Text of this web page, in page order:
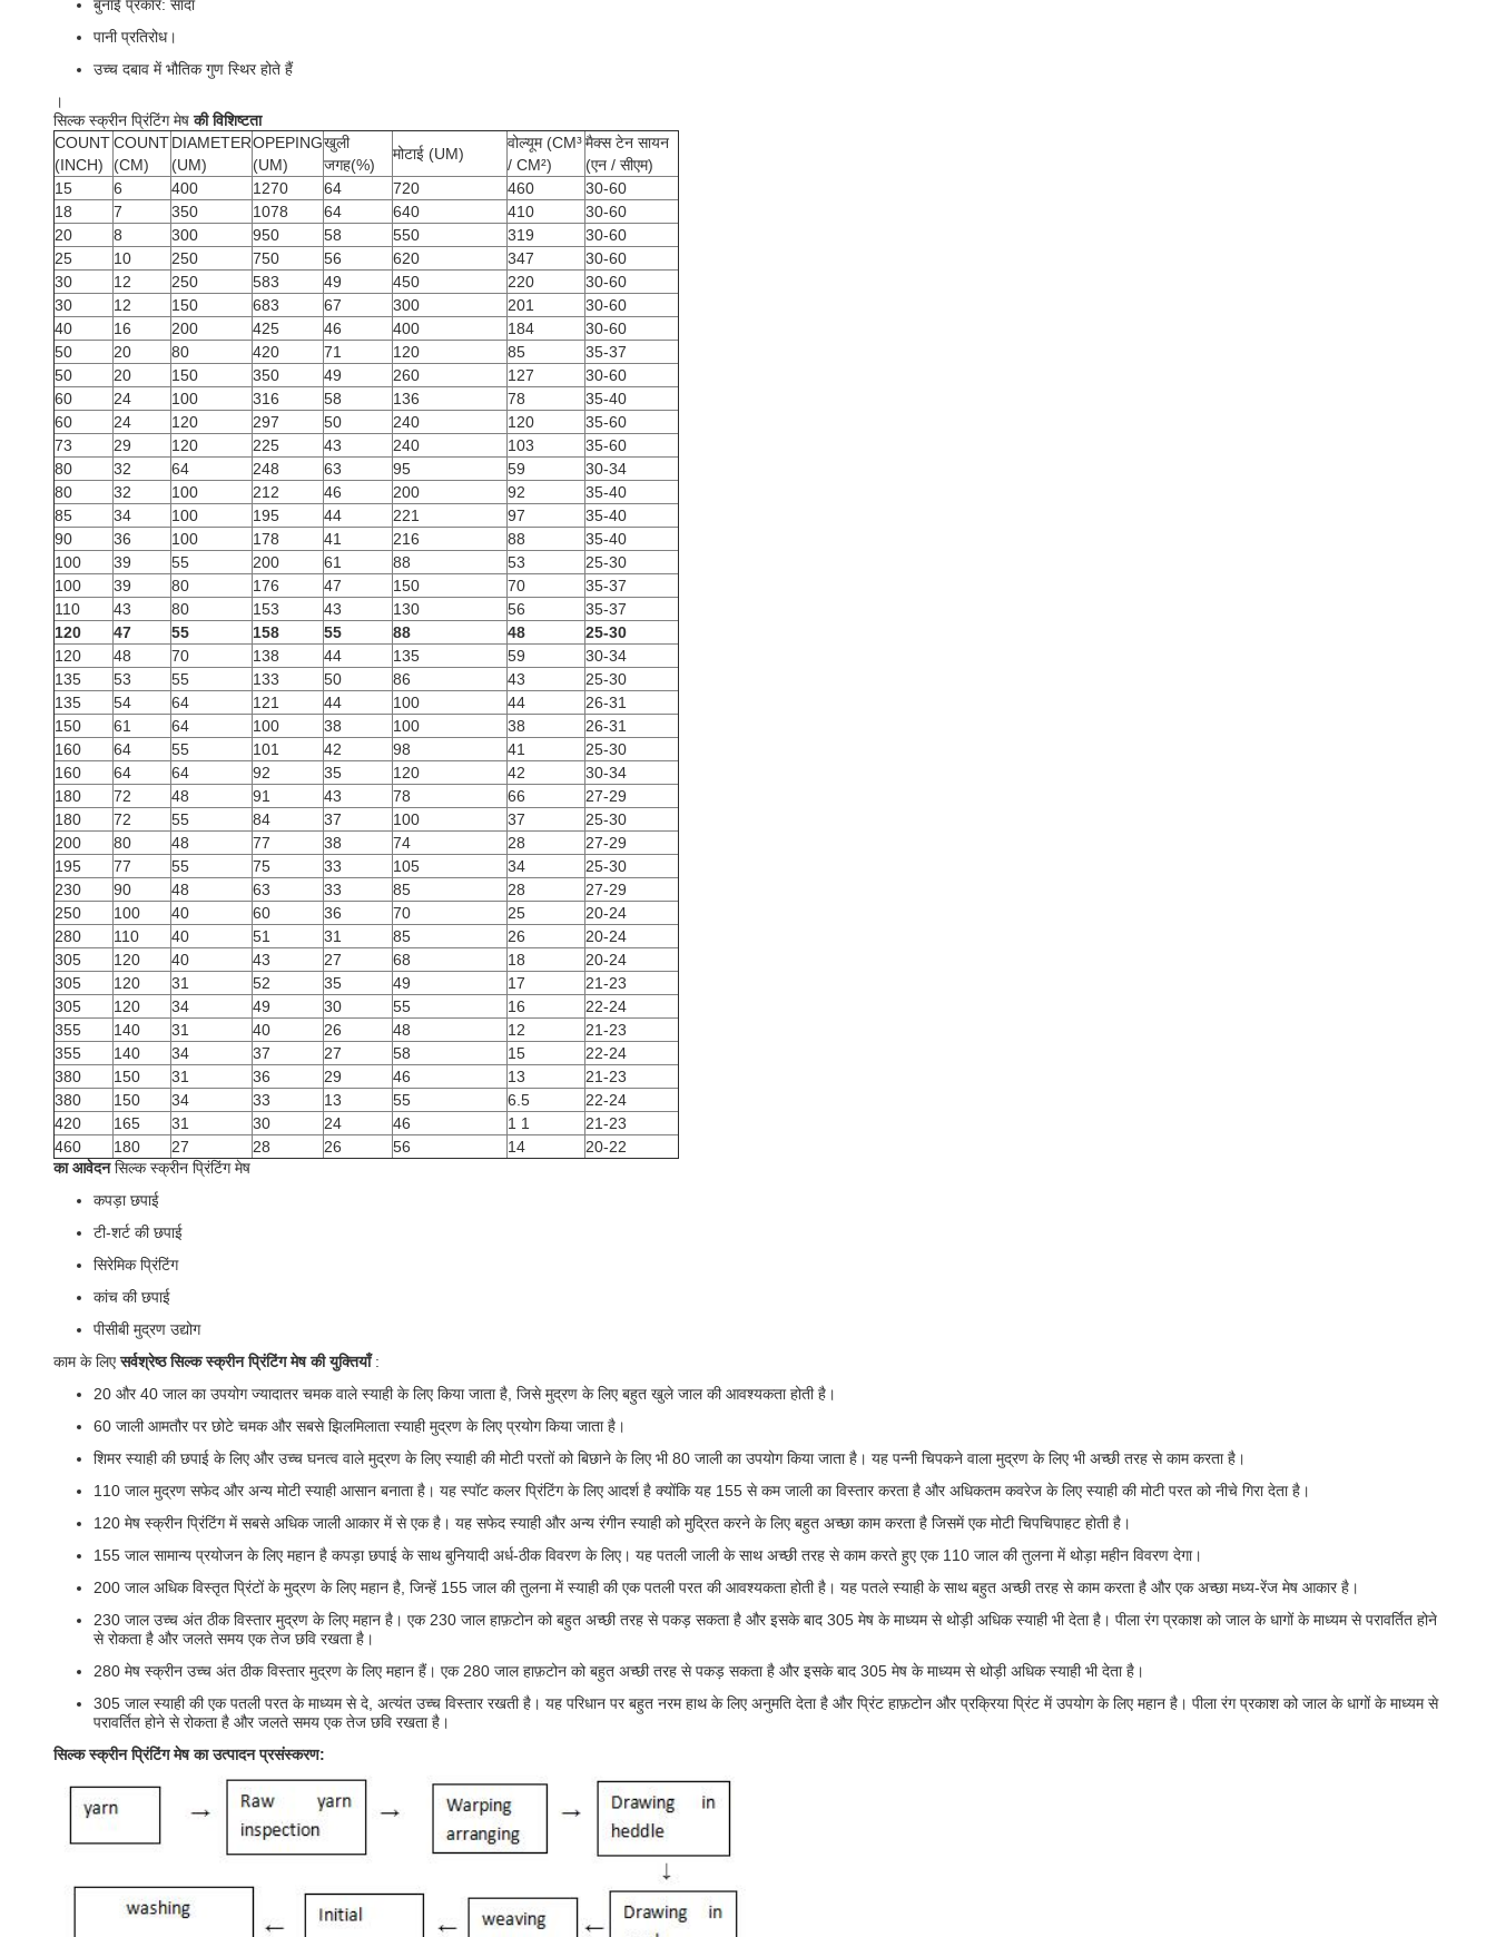
बुनाई प्रकार: सादा
पानी प्रतिरोध।
उच्च दबाव में भौतिक गुण स्थिर होते हैं
।
सिल्क स्क्रीन प्रिंटिंग मेष की विशिष्टता
COUNT
(INCH)
COUNT
(CM)
DIAMETER
(UM)
OPEPING
(UM)
खुली
जगह(%)
मोटाई (UM)
वोल्यूम (CM³
/ CM²)
मैक्स टेन सायन
(एन / सीएम)
15
6 400 1270 64 720 460
30-60
18
7 350 1078 64 640 410
30-60
20
8 300 950 58 550 319
30-60
25
10 250 750 56 620 347
30-60
30
12 250 583 49 450 220
30-60
30
12 150 683 67 300 201
30-60
40
16 200 425 46 400 184
30-60
50
20 80 420 71 120 85
35-37
50
20 150 350 49 260 127
30-60
60
24 100 316 58 136 78
35-40
60
24 120 297 50 240 120
35-60
73
29 120 225 43 240 103
35-60
80
32 64 248 63 95 59
30-34
80
32 100 212 46 200 92
35-40
85
34 100 195 44 221 97
35-40
90
36 100 178 41 216 88
35-40
100
39 55 200 61 88 53
25-30
100
39 80 176 47 150 70
35-37
110
43 80 153 43 130 56
35-37
120
47 55 158 55 88 48
25-30
120
48 70 138 44 135 59
30-34
135
53 55 133 50 86 43
25-30
135
54 64 121 44 100 44
26-31
150
61 64 100 38 100 38
26-31
160
64 55 101 42 98 41
25-30
160
64 64 92 35 120 42
30-34
180
72 48 91 43 78 66
27-29
180
72 55 84 37 100 37
25-30
200
80 48 77 38 74 28
27-29
195
77 55 75 33 105 34
25-30
230
90 48 63 33 85 28
27-29
250
100 40 60 36 70 25
20-24
280
110 40 51 31 85 26
20-24
305
120 40 43 27 68 18
20-24
305
120 31 52 35 49 17
21-23
305
120 34 49 30 55 16
22-24
355
140 31 40 26 48 12
21-23
355
140 34 37 27 58 15
22-24
380
150 31 36 29 46 13
21-23
380
150 34 33 13 55 6.5
22-24
420
165 31 30 24 46 1 1
21-23
460
180 27 28 26 56 14
20-22
का आवेदन सिल्क स्क्रीन प्रिंटिंग मेष
कपड़ा छपाई
टी-शर्ट की छपाई
सिरेमिक प्रिंटिंग
कांच की छपाई
पीसीबी मुद्रण उद्योग
काम के लिएसर्वश्रेष्ठ सिल्क स्क्रीन प्रिंटिंग मेष की युक्तियाँ:
20 और 40 जाल का उपयोग ज्यादातर चमक वाले स्याही के लिए किया जाता है, जिसे मुद्रण के लिए बहुत खुले जाल की आवश्यकता होती है।
60 जाली आमतौर पर छोटे चमक और सबसे झिलमिलाता स्याही मुद्रण के लिए प्रयोग किया जाता है।
शिमर स्याही की छपाई के लिए और उच्च घनत्व वाले मुद्रण के लिए स्याही की मोटी परतों को बिछाने के लिए भी 80 जाली का उपयोग किया जाता है। यह पन्नी चिपकने वाला मुद्रण के लिए भी अच्छी तरह से काम करता है।
110 जाल मुद्रण सफेद और अन्य मोटी स्याही आसान बनाता है। यह स्पॉट कलर प्रिंटिंग के लिए आदर्श है क्योंकि यह 155 से कम जाली का विस्तार करता है और अधिकतम कवरेज के लिए स्याही की मोटी परत को नीचे गिरा देता है।
120 मेष स्क्रीन प्रिंटिंग में सबसे अधिक जाली आकार में से एक है। यह सफेद स्याही और अन्य रंगीन स्याही को मुद्रित करने के लिए बहुत अच्छा काम करता है जिसमें एक मोटी चिपचिपाहट होती है।
155 जाल सामान्य प्रयोजन के लिए महान है कपड़ा छपाई के साथ बुनियादी अर्ध-ठीक विवरण के लिए। यह पतली जाली के साथ अच्छी तरह से काम करते हुए एक 110 जाल की तुलना में थोड़ा महीन विवरण देगा।
200 जाल अधिक विस्तृत प्रिंटों के मुद्रण के लिए महान है, जिन्हें 155 जाल की तुलना में स्याही की एक पतली परत की आवश्यकता होती है। यह पतले स्याही के साथ बहुत अच्छी तरह से काम करता है और एक अच्छा मध्य-रेंज मेष आकार है।
230 जाल उच्च अंत ठीक विस्तार मुद्रण के लिए महान है। एक 230 जाल हाफ़टोन को बहुत अच्छी तरह से पकड़ सकता है और इसके बाद 305 मेष के माध्यम से थोड़ी अधिक स्याही भी देता है। पीला रंग प्रकाश को जाल के धागों के माध्यम से परावर्तित होने
से रोकता है और जलते समय एक तेज छवि रखता है।
280 मेष स्क्रीन उच्च अंत ठीक विस्तार मुद्रण के लिए महान हैं। एक 280 जाल हाफ़टोन को बहुत अच्छी तरह से पकड़ सकता है और इसके बाद 305 मेष के माध्यम से थोड़ी अधिक स्याही भी देता है।
305 जाल स्याही की एक पतली परत के माध्यम से दे, अत्यंत उच्च विस्तार रखती है। यह परिधान पर बहुत नरम हाथ के लिए अनुमति देता है और प्रिंट हाफ़टोन और प्रक्रिया प्रिंट में उपयोग के लिए महान है। पीला रंग प्रकाश को जाल के धागों के माध्यम से
परावर्तित होने से रोकता है और जलते समय एक तेज छवि रखता है।
सिल्क स्क्रीन प्रिंटिंग मेष का उत्पादन प्रसंस्करण: